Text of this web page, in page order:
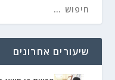
שיעורים אחרונים